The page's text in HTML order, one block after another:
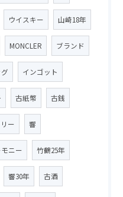
ウイスキー 山崎18年
MONCLER ブランド
インゴット
古紙幣 古銭
ー 響
ニー 竹鶴25年
響30年 古酒